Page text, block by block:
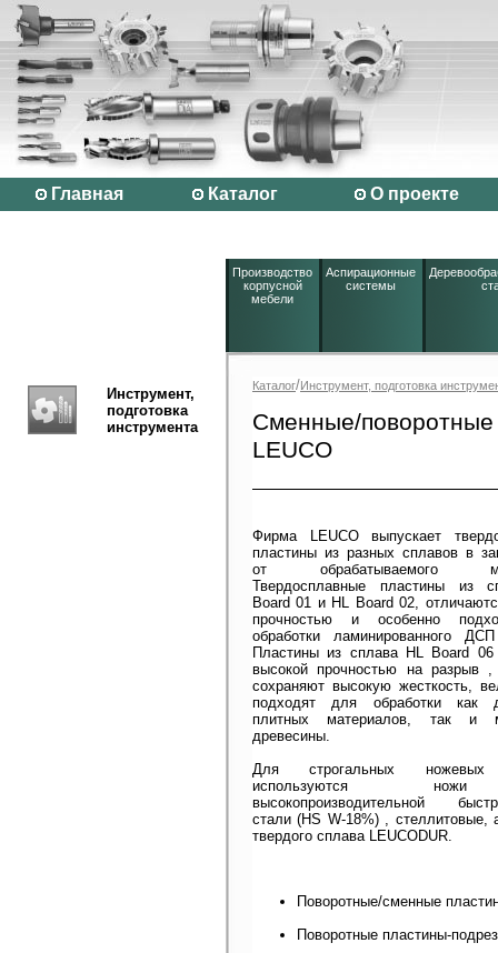
Главная Каталог О проекте
Производство
корпусной
мебели
Аспирационные
системы
Инструмент,
подготовка
инструмента
Каталог/Инструмент, подготовка
Сменные/
LEUCO
Фирма LEUCO выпускает
пластины из разных сплавов в
от обрабатываемого
Твердосплавные пластины из
Board 01 и HL Board 02,
прочностью и особенно
обработки ламинированного
Пластины из сплава HL Board 06
высокой прочностью на разрыв
сохраняют высокую жесткость,
подходят для обработки как
плитных материалов, так и
древесины.
Для строгальных ножевых
используются
высокопроизводительной
стали (HS W-18%) , стеллитовые,
твердого сплава LEUCODUR.
Поворотные/сменные
Поворотные пластины-